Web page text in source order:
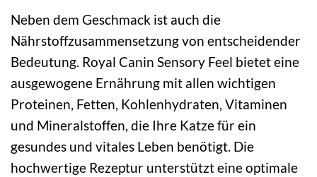
Neben dem Geschmack ist auch die
Nährstoffzusammensetzung von entscheidender
Bedeutung. Royal Canin Sensory Feel bietet eine
ausgewogene Ernährung mit allen wichtigen
Proteinen, Fetten, Kohlenhydraten, Vitaminen
und Mineralstoffen, die Ihre Katze für ein
gesundes und vitales Leben benötigt. Die
hochwertige Rezeptur unterstützt eine optimale